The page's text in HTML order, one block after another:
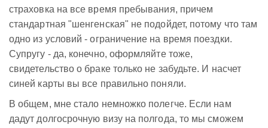
страховка на все время пребывания, причем
стандартная "шенгенская" не подойдет, потому что там
одно из условий - ограничение на время поездки.
Супругу - да, конечно, оформляйте тоже,
свидетельство о браке только не забудьте. И насчет
синей карты вы все правильно поняли.
В общем, мне стало немножко полегче. Если нам
дадут долгосрочную визу на полгода, то мы сможем